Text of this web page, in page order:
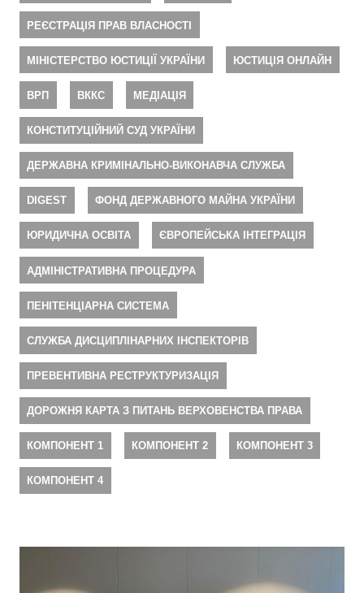
РЕЄСТРАЦІЯ ПРАВ ВЛАСНОСТІ
МІНІСТЕРСТВО ЮСТИЦІЇ УКРАЇНИ ЮСТИЦІЯ ОНЛАЙН
ВРП ВККС МЕДІАЦІЯ
КОНСТИТУЦІЙНИЙ СУД УКРАЇНИ
ДЕРЖАВНА КРИМІНАЛЬНО-ВИКОНАВЧА СЛУЖБА
DIGEST ФОНД ДЕРЖАВНОГО МАЙНА УКРАЇНИ
ЮРИДИЧНА ОСВІТА ЄВРОПЕЙСЬКА ІНТЕГРАЦІЯ
АДМІНІСТРАТИВНА ПРОЦЕДУРА
ПЕНІТЕНЦІАРНА СИСТЕМА
СЛУЖБА ДИСЦИПЛІНАРНИХ ІНСПЕКТОРІВ
ПРЕВЕНТИВНА РЕСТРУКТУРИЗАЦІЯ
ДОРОЖНЯ КАРТА З ПИТАНЬ ВЕРХОВЕНСТВА ПРАВА
КОМПОНЕНТ 1 КОМПОНЕНТ 2 КОМПОНЕНТ 3
КОМПОНЕНТ 4